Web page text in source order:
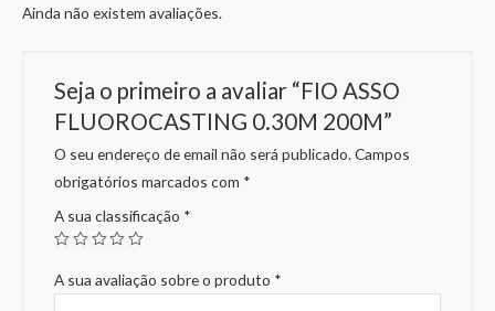
Ainda não existem avaliações.
Seja o primeiro a avaliar “FIO ASSO
FLUOROCASTING 0.30M 200M”
O seu endereço de email não será publicado. Campos
obrigatórios marcados com *
A sua classificação *
A sua avaliação sobre o produto *